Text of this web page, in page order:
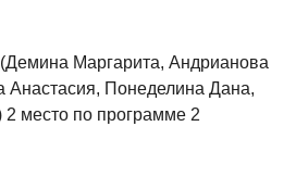
Маргарита, Андрианова
Анастасия, Понеделина Дана,
2 место по программе 2